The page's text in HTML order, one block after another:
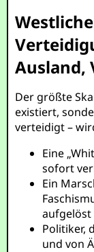
Ausland,
Der größte
existiert,
verteidigt –
Eine
sofort
Ein
aufgelöst
Politiker,
und von